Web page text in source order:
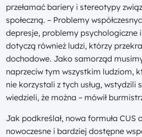
przełamać bariery i stereotypy
społeczną. – Problemy
depresje, problemy psychologiczne
dotyczą również ludzi, którzy
dochodowe. Jako samorząd
naprzeciw tym wszystkim ludziom,
nie korzystali z tych usług, wstydzili
wiedzieli, że można – mówił
Jak podkreślał, nowa formuła CUS
nowoczesne i bardziej dostępne